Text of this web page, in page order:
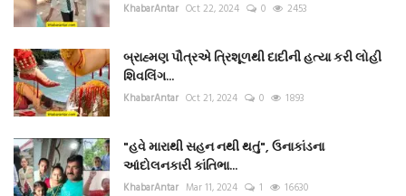
KhabarAntar Oct 22, 2024 0 2453
બ્રાહ્મણ પૌત્રએ ત્રિશૂળથી દાદીની હત્યા કરી લોહી
શિવલિંગ...
KhabarAntar Oct 21, 2024 0 1893
"હવે મારાથી સહન નથી થતું", ઉનાકાંડના
આંદોલનકારી કાંતિભા...
KhabarAntar Mar 11, 2024 1 16630